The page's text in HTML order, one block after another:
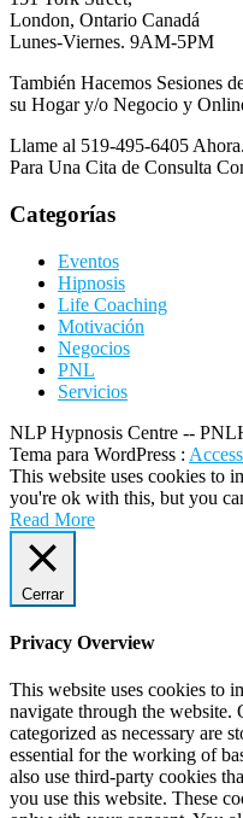
London, Ontario Canadá
Lunes-Viernes. 9AM-5PM
También Hacemos Sesiones
su Hogar y/o Negocio y
Llame al 519-495-6405 Ahora.
Para Una Cita de Consulta
Categorías
Eventos
Hipnosis
Life Coaching
Motivación
Negocios
PNL
Servicios
NLP Hypnosis Centre --
Tema para WordPress :
This website uses cookies to
you're ok with this, but you
Read More
Cerrar
Privacy Overview
This website uses cookies to
navigate through the website.
categorized as necessary are
essential for the working of
also use third-party cookies
you use this website. These